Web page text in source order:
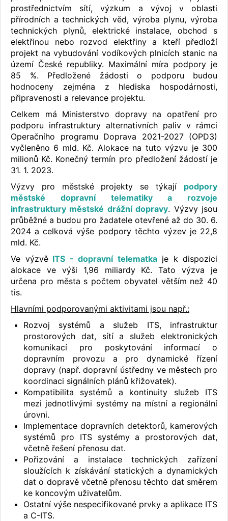
prostřednictvím sítí, výzkum a vývoj v oblasti
přírodních a technických věd, výroba plynu, výroba
technických plynů, elektrické instalace, obchod s
elektřinou nebo rozvod elektřiny a kteří předloží
projekt na vybudování vodíkových plnicích stanic na
území České republiky. Maximální míra podpory je
85 %. Předložené žádosti o podporu budou
hodnoceny zejména z hlediska hospodárnosti,
připravenosti a relevance projektu.
Celkem má Ministerstvo dopravy na opatření pro
podporu infrastruktury alternativních paliv v rámci
Operačního programu Doprava 2021-2027 (OPD3)
vyčleněno 6 mld. Kč. Alokace na tuto výzvu je 300
milionů Kč. Konečný termín pro předložení žádostí je
31. 1. 2023.
Výzvy pro městské projekty se týkají podpory
městské dopravní telematiky a rozvoje
infrastruktury městské drážní dopravy. Výzvy jsou
průběžné a budou pro žadatele otevřené až do 30. 6.
2024 a celková výše podpory těchto výzev je 22,8
mld. Kč.
Ve výzvěITS - dopravní telematkaje k dispozici
alokace ve výši 1,96 miliardy Kč. Tato výzva je
určena pro města s počtem obyvatel větším než 40
tis.
Hlavními podporovanými aktivitami jsou např.:
Rozvoj systémů a služeb ITS, infrastruktur
prostorových dat, sítí a služeb elektronických
komunikací pro poskytování informací o
dopravním provozu a pro dynamické řízení
dopravy (např. dopravní ústředny ve městech pro
koordinaci signálních plánů křižovatek).
Kompatibilita systémů a kontinuity služeb ITS
mezi jednotlivými systémy na místní a regionální
úrovni.
Implementace dopravních detektorů, kamerových
systémů pro ITS systémy a prostorových dat,
včetně řešení přenosu dat.
Pořizování a instalace technických zařízení
sloužících k získávání statických a dynamických
dat o dopravě včetně přenosu těchto dat směrem
ke koncovým uživatelům.
Ostatní výše nespecifikované prvky a aplikace ITS
a C-ITS.